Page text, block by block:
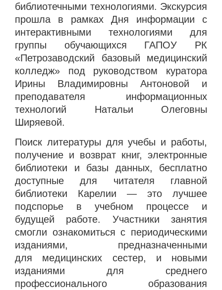
библиотечными технологиями. Экскурсия
прошла в рамках Дня информации с
интерактивными технологиями для
группы обучающихся ГАПОУ РК
«Петрозаводский базовый медицинский
колледж» под руководством куратора
Ирины Владимировны Антоновой и
преподавателя информационных
технологий Натальи Олеговны
Ширяевой.
Поиск литературы для учебы и работы,
получение и возврат книг, электронные
библиотеки и базы данных, бесплатно
доступные для читателя главной
библиотеки Карелии — это лучшее
подспорье в учебном процессе и
будущей работе. Участники занятия
смогли ознакомиться с периодическими
изданиями, предназначенными
для медицинских сестер, и новыми
изданиями для среднего
профессионального образования